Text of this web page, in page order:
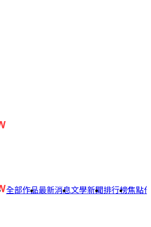
全部作品最新消息文學新聞排行榜焦點